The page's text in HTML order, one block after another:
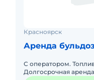
Красноярск
Аренда
С оператором.
Долгосрочная